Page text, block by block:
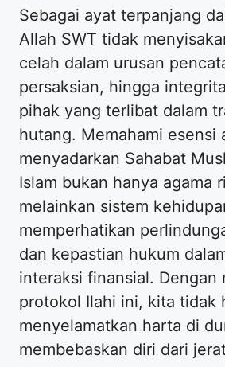
Sebagai ayat terpanjang
Allah SWT tidak
celah dalam urusan
persaksian, hingga
pihak yang terlibat dalam
hutang. Memahami esensi
menyadarkan Sahabat
Islam bukan hanya agama
melainkan sistem
memperhatikan
dan kepastian hukum
interaksi finansial. Dengan
protokol Ilahi ini, kita tidak
menyelamatkan harta di
membebaskan diri dari